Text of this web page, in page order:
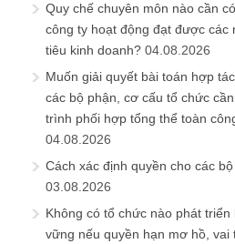
Quy chế chuyên môn nào cần
công ty hoạt động đạt được các
tiêu kinh doanh? 04.08.2026
Muốn giải quyết bài toán hợp
các bộ phận, cơ cấu tổ chức
trình phối hợp tổng thể toàn
04.08.2026
Cách xác định quyền cho các
03.08.2026
Không có tổ chức nào phát triển
vững nếu quyền hạn mơ hồ, vai